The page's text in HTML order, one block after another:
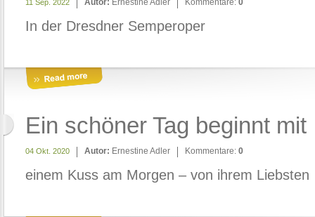
11 Sep. 2022 Autor: Ernestine Adler Kommentare: 0
In der Dresdner Semperoper
Ein schöner Tag beginnt mit
04 Okt. 2020 Autor: Ernestine Adler Kommentare: 0
einem Kuss am Morgen – von ihrem Liebsten